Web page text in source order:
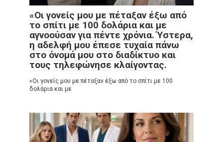
«Οι γονείς μου με πέταξαν έξω από
το σπίτι με 100 δολάρια και με
αγνοούσαν για πέντε χρόνια. Ύστερα,
η αδελφή μου έπεσε τυχαία πάνω
στο όνομά μου στο διαδίκτυο και
τους τηλεφώνησε κλαίγοντας.
«Οι γονείς μου με πέταξαν έξω από το σπίτι με 100
δολάρια και με